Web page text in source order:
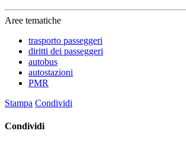
Aree tematiche
trasporto passeggeri
diritti dei passeggeri
autobus
autostazioni
PMR
Stampa Condividi
Condividi